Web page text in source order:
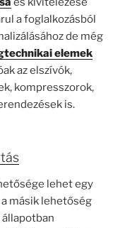
a foglalkozásból
de még
elemek
az elszívók,
kompresszorok,
is.
lehet egy
másik lehetőség
állapotban